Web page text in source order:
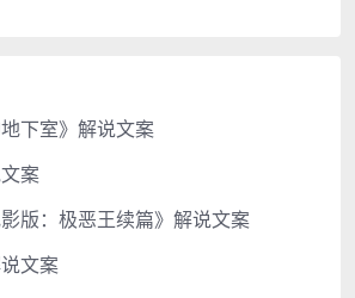
下室》解说文案
案
影版：极恶王续篇》解说文案
文案